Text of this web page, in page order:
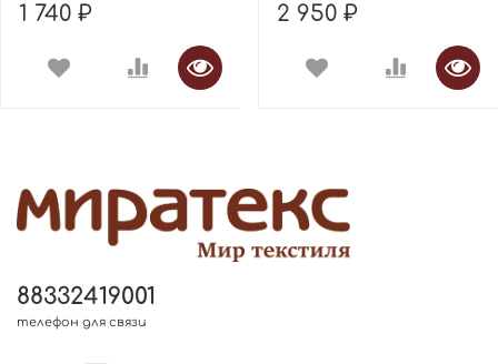
1 740 ₽ 2 950 ₽
88332419001
телефон для связи